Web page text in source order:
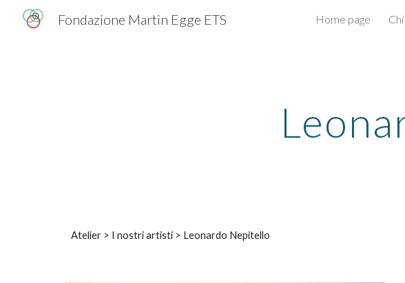
Skip to main content
Fondazione Martin Egge ETS Home page
Atelier > I nostri artisti > Leonardo Nepitello